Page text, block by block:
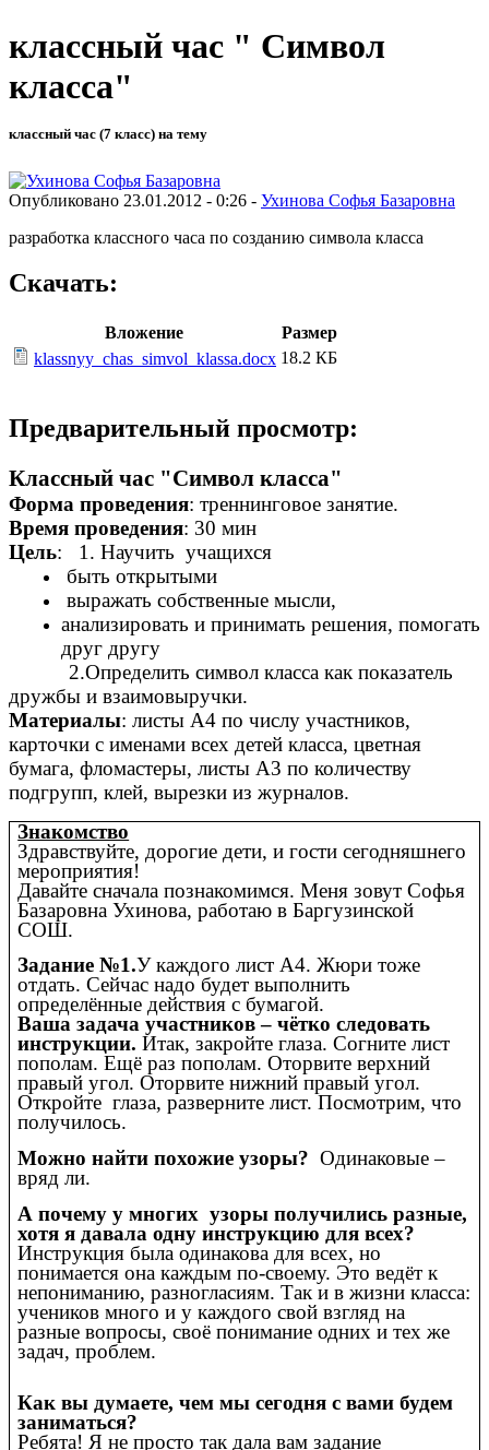
классный час " Символ
класса"
классный час (7 класс) на тему
Опубликовано 23.01.2012 - 0:26 - Ухинова Софья Базаровна
разработка классного часа по созданию символа класса
Скачать:
Вложение
Размер
klassnyy_chas_simvol_klassa.docx 18.2 КБ
Предварительный просмотр:
Классный час "Символ класса"
Форма проведения: треннинговое занятие.
Время проведения: 30 мин
Цель: 1. Научить учащихся
быть открытыми
выражать собственные мысли,
анализировать и принимать решения, помогать
друг другу
2.Определить символ класса как показатель
дружбы и взаимовыручки.
Материалы: листы А4 по числу участников,
карточки с именами всех детей класса, цветная
бумага, фломастеры, листы А3 по количеству
подгрупп, клей, вырезки из журналов.
Знакомство
Здравствуйте, дорогие дети, и гости сегодняшнего
мероприятия!
Давайте сначала познакомимся. Меня зовут Софья
Базаровна Ухинова, работаю в Баргузинской
СОШ.
Задание №1.У каждого лист А4. Жюри тоже
отдать. Сейчас надо будет выполнить
определённые действия с бумагой.
Ваша задача участников – чётко следовать
инструкции. Итак, закройте глаза. Согните лист
пополам. Ещё раз пополам. Оторвите верхний
правый угол. Оторвите нижний правый угол.
Откройте глаза, разверните лист. Посмотрим, что
получилось.
Можно найти похожие узоры? Одинаковые –
вряд ли.
А почему у многих узоры получились разные,
хотя я давала одну инструкцию для всех?
Инструкция была одинакова для всех, но
понимается она каждым по-своему. Это ведёт к
непониманию, разногласиям. Так и в жизни класса:
учеников много и у каждого свой взгляд на
разные вопросы, своё понимание одних и тех же
задач, проблем.
Как вы думаете, чем мы сегодня с вами будем
заниматься?
Ребята! Я не просто так дала вам задание